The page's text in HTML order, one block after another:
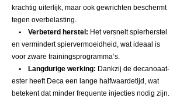
krachtig uiterlijk, maar ook gewrichten beschermt
tegen overbelasting.
• Verbeterd herstel: Het versnelt spierherstel
en vermindert spiervermoeidheid, wat ideaal is
voor zware trainingsprogramma’s.
• Langdurige werking: Dankzij de decanoaat-
ester heeft Deca een lange halfwaardetijd, wat
betekent dat minder frequente injecties nodig zijn.